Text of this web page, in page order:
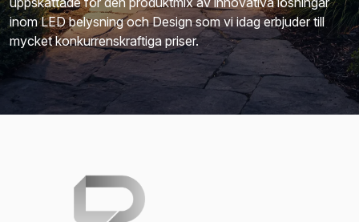
inom LED belysning och Design som vi idag erbjuder till
mycket konkurrenskraftiga priser.